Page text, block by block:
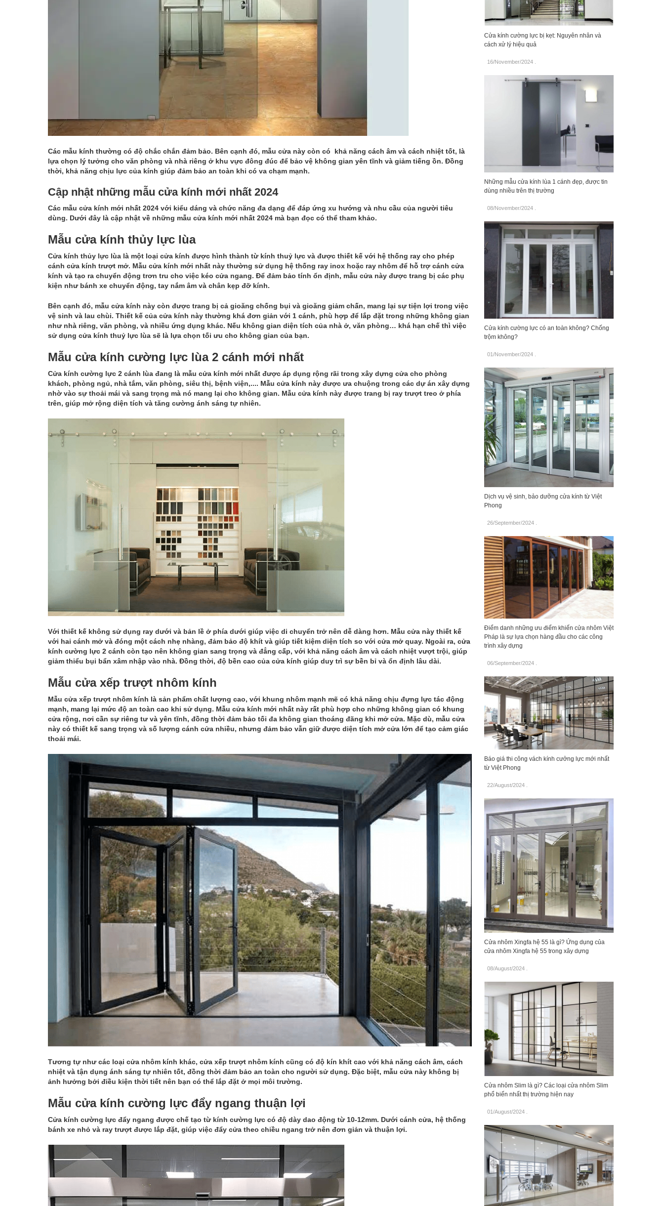
Các mẫu kính thường có độ chắc chắn đảm bảo. Bên cạnh đó, mẫu cửa này còn có khả năng cách âm và cách nhiệt tốt, là
lựa chọn lý tưởng cho văn phòng và nhà riêng ở khu vực đông đúc để bảo vệ không gian yên tĩnh và giảm tiếng ồn. Đồng
thời, khả năng chịu lực của kính giúp đảm bảo an toàn khi có va chạm mạnh.
Cập nhật những mẫu cửa kính mới nhất 2024
Các mẫu cửa kính mới nhất 2024 với kiểu dáng và chức năng đa dạng để đáp ứng xu hướng và nhu cầu của người tiêu
dùng. Dưới đây là cập nhật về những mẫu cửa kính mới nhất 2024 mà bạn đọc có thể tham khảo.
Mẫu cửa kính thủy lực lùa
Cửa kính thủy lực lùa là một loại cửa kính được hình thành từ kính thuỷ lực và được thiết kế với hệ thống ray cho phép
cánh cửa kính trượt mở. Mẫu cửa kính mới nhất này thường sử dụng hệ thống ray inox hoặc ray nhôm để hỗ trợ cánh cửa
kính và tạo ra chuyển động trơn tru cho việc kéo cửa ngang. Để đảm bảo tính ổn định, mẫu cửa này được trang bị các phụ
kiện như bánh xe chuyển động, tay nắm âm và chân kẹp đỡ kính.
Bên cạnh đó, mẫu cửa kính này còn được trang bị cả gioăng chống bụi và gioăng giảm chấn, mang lại sự tiện lợi trong việc
vệ sinh và lau chùi. Thiết kế của cửa kính này thường khá đơn giản với 1 cánh, phù hợp để lắp đặt trong những không gian
như nhà riêng, văn phòng, và nhiều ứng dụng khác. Nếu không gian diện tích của nhà ở, văn phòng… khá hạn chế thì việc
sử dụng cửa kính thuỷ lực lùa sẽ là lựa chọn tối ưu cho không gian của bạn.
Mẫu cửa kính cường lực lùa 2 cánh mới nhất
Cửa kính cường lực 2 cánh lùa đang là mẫu cửa kính mới nhất được áp dụng rộng rãi trong xây dựng cửa cho phòng
khách, phòng ngủ, nhà tắm, văn phòng, siêu thị, bệnh viện,.... Mẫu cửa kính này được ưa chuộng trong các dự án xây dựng
nhờ vào sự thoải mái và sang trọng mà nó mang lại cho không gian. Mẫu cửa kính này được trang bị ray trượt treo ở phía
trên, giúp mở rộng diện tích và tăng cường ánh sáng tự nhiên.
Với thiết kế không sử dụng ray dưới và bản lề ở phía dưới giúp việc di chuyển trở nên dễ dàng hơn. Mẫu cửa này thiết kế
với hai cánh mở và đóng một cách nhẹ nhàng, đảm bảo độ khít và giúp tiết kiệm diện tích so với cửa mở quay. Ngoài ra, cửa
kính cường lực 2 cánh còn tạo nên không gian sang trọng và đẳng cấp, với khả năng cách âm và cách nhiệt vượt trội, giúp
giảm thiểu bụi bẩn xâm nhập vào nhà. Đồng thời, độ bền cao của cửa kính giúp duy trì sự bền bỉ và ổn định lâu dài.
Mẫu cửa xếp trượt nhôm kính
Mẫu cửa xếp trượt nhôm kính là sản phẩm chất lượng cao, với khung nhôm mạnh mẽ có khả năng chịu đựng lực tác động
mạnh, mang lại mức độ an toàn cao khi sử dụng. Mẫu cửa kính mới nhất này rất phù hợp cho những không gian có khung
cửa rộng, nơi cần sự riêng tư và yên tĩnh, đồng thời đảm bảo tối đa không gian thoáng đãng khi mở cửa. Mặc dù, mẫu cửa
này có thiết kế sang trọng và số lượng cánh cửa nhiều, nhưng đảm bảo vẫn giữ được diện tích mở cửa lớn để tạo cảm giác
thoải mái.
Tương tự như các loại cửa nhôm kính khác, cửa xếp trượt nhôm kính cũng có độ kín khít cao với khả năng cách âm, cách
nhiệt và tận dụng ánh sáng tự nhiên tốt, đồng thời đảm bảo an toàn cho người sử dụng. Đặc biệt, mẫu cửa này không bị
ảnh hưởng bởi điều kiện thời tiết nên bạn có thể lắp đặt ở mọi môi trường.
Mẫu cửa kính cường lực đẩy ngang thuận lợi
Cửa kính cường lực đẩy ngang được chế tạo từ kính cường lực có độ dày dao động từ 10-12mm. Dưới cánh cửa, hệ thống
bánh xe nhỏ và ray trượt được lắp đặt, giúp việc đẩy cửa theo chiều ngang trở nên đơn giản và thuận lợi.
Cửa kính cường lực bị kẹt: Nguyên nhân và
cách xử lý hiệu quả
16/November/2024.
Những mẫu cửa kính lùa 1 cánh đẹp, được tin
dùng nhiều trên thị trường
08/November/2024.
Cửa kính cường lực có an toàn không? Chống
trộm không?
01/November/2024.
Dịch vụ vệ sinh, bảo dưỡng cửa kính từ Việt
Phong
26/September/2024.
Điểm danh những ưu điểm khiến cửa nhôm Việt
Pháp là sự lựa chọn hàng đầu cho các công
trình xây dựng
06/September/2024.
Báo giá thi công vách kính cưởng lực mới nhất
từ Việt Phong
22/August/2024.
Cửa nhôm Xingfa hệ 55 là gì? Ứng dụng của
cửa nhôm Xingfa hệ 55 trong xây dựng
08/August/2024.
Cửa nhôm Slim là gì? Các loại cửa nhôm Slim
phổ biến nhất thị trường hiện nay
01/August/2024.